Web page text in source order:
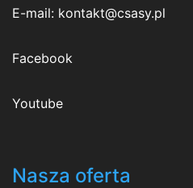
E-mail: kontakt@csasy.pl
Facebook
Youtube
Nasza oferta